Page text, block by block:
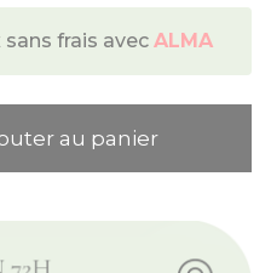
frais avec ALMA
au panier